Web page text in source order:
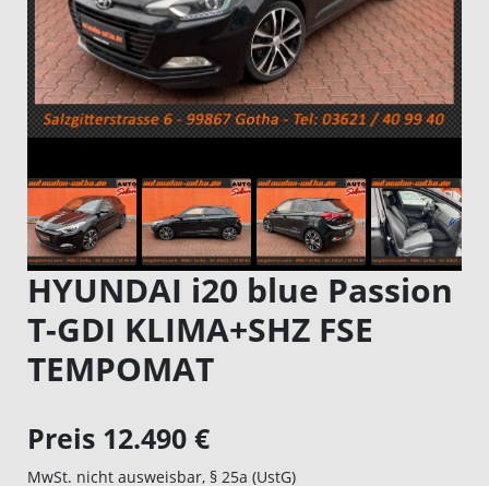
HYUNDAI i20 blue Passion
T-GDI KLIMA+SHZ FSE
TEMPOMAT
Preis 12.490 €
MwSt. nicht ausweisbar, § 25a (UstG)